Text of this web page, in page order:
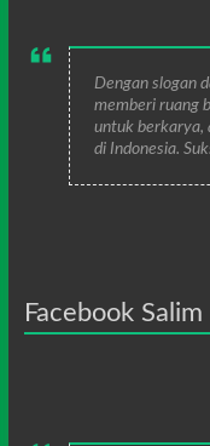
Dengan slogan
memberi ruang
untuk berkarya,
di Indonesia.
Facebook